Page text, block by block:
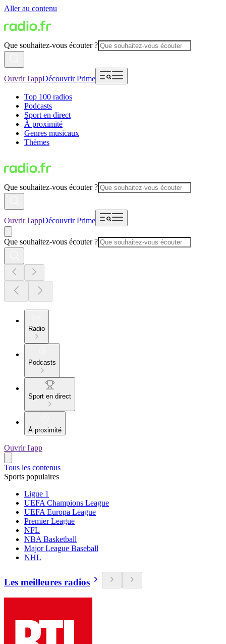
Aller au contenu
Que souhaitez-vous écouter ?
Ouvrir l'appDécouvrir Prime
Top 100 radios
Podcasts
Sport en direct
À proximité
Genres musicaux
Thèmes
Que souhaitez-vous écouter ?
Ouvrir l'appDécouvrir Prime
Que souhaitez-vous écouter ?
Radio
Podcasts
Sport en direct
À proximité
Ouvrir l'app
Tous les contenus
Sports populaires
Ligue 1
UEFA Champions League
UEFA Europa League
Premier League
NFL
NBA Basketball
Major League Baseball
NHL
Les meilleures radios